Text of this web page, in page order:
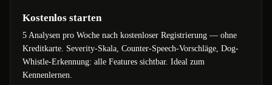
Kostenlos starten
5 Analysen pro Woche nach kostenloser Registrierung — ohne
Kreditkarte. Severity-Skala, Counter-Speech-Vorschläge, Dog-
Whistle-Erkennung: alle Features sichtbar. Ideal zum
Kennenlernen.